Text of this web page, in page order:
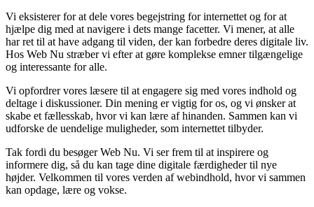
Vi eksisterer for at dele vores begejstring for internettet og for at
hjælpe dig med at navigere i dets mange facetter. Vi mener, at alle
har ret til at have adgang til viden, der kan forbedre deres digitale liv.
Hos Web Nu stræber vi efter at gøre komplekse emner tilgængelige
og interessante for alle.
Vi opfordrer vores læsere til at engagere sig med vores indhold og
deltage i diskussioner. Din mening er vigtig for os, og vi ønsker at
skabe et fællesskab, hvor vi kan lære af hinanden. Sammen kan vi
udforske de uendelige muligheder, som internettet tilbyder.
Tak fordi du besøger Web Nu. Vi ser frem til at inspirere og
informere dig, så du kan tage dine digitale færdigheder til nye
højder. Velkommen til vores verden af webindhold, hvor vi sammen
kan opdage, lære og vokse.